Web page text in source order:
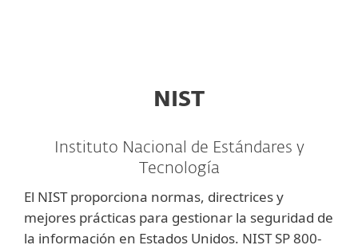
NIST
Instituto Nacional de Estándares y
Tecnología
El NIST proporciona normas, directrices y
mejores prácticas para gestionar la seguridad de
la información en Estados Unidos. NIST SP 800-